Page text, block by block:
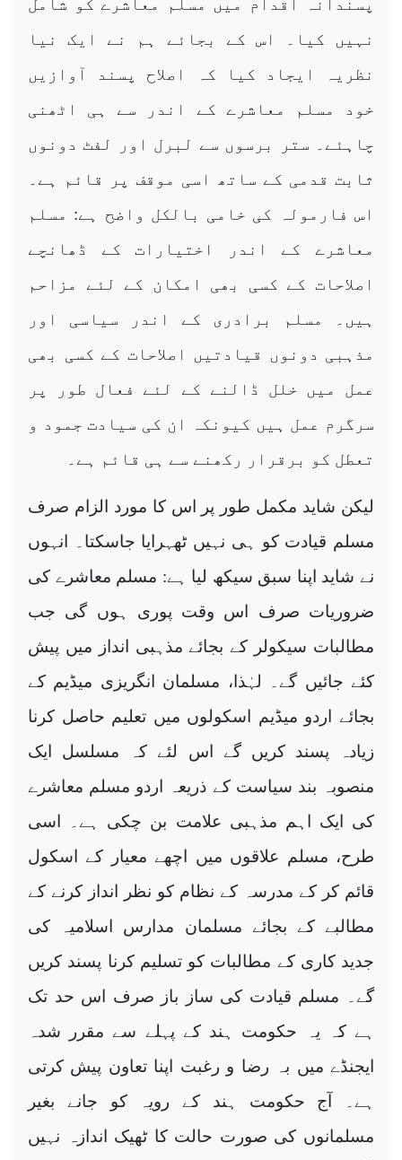
پسندانہ اقدام میں مسلم معاشرے کو شامل
نہیں کیا۔ اس کے بجائے ہم نے ایک نیا
نظریہ ایجاد کیا کہ اصلاح پسند آوازیں
خود مسلم معاشرے کے اندر سے ہی اٹھنی
چاہئے۔ ستر برسوں سے لبرل اور لفٹ دونوں
ثابت قدمی کے ساتھ اسی موقف پر قائم ہے۔
اس فارمولہ کی خامی بالکل واضح ہے: مسلم
معاشرے کے اندر اختیارات کے ڈھانچے
اصلاحات کے کسی بھی امکان کے لئے مزاحم
ہیں۔ مسلم برادری کے اندر سیاسی اور
مذہبی دونوں قیادتیں اصلاحات کے کسی بھی
عمل میں خلل ڈالنے کے لئے فعال طور پر
سرگرم عمل ہیں کیونکہ ان کی سیادت جمود و
تعطل کو برقرار رکھنے سے ہی قائم ہے۔
لیکن شاید مکمل طور پر اس کا مورد الزام صرف
مسلم قیادت کو ہی نہیں ٹھہرایا جاسکتا۔ انہوں
نے شاید اپنا سبق سیکھ لیا ہے: مسلم معاشرے کی
ضروریات صرف اس وقت پوری ہوں گی جب
مطالبات سیکولر کے بجائے مذہبی انداز میں پیش
کئے جائیں گے۔ لہٰذا، مسلمان انگریزی میڈیم کے
بجائے اردو میڈیم اسکولوں میں تعلیم حاصل کرنا
زیادہ پسند کریں گے اس لئے کہ مسلسل ایک
منصوبہ بند سیاست کے ذریعہ اردو مسلم معاشرے
کی ایک اہم مذہبی علامت بن چکی ہے۔ اسی
طرح، مسلم علاقوں میں اچھے معیار کے اسکول
قائم کر کے مدرسہ کے نظام کو نظر انداز کرنے کے
مطالبے کے بجائے مسلمان مدارس اسلامیہ کی
جدید کاری کے مطالبات کو تسلیم کرنا پسند کریں
گے۔ مسلم قیادت کی ساز باز صرف اس حد تک
ہے کہ یہ حکومت ہند کے پہلے سے مقرر شدہ
ایجنڈے میں بہ رضا و رغبت اپنا تعاون پیش کرتی
ہے۔ آج حکومت ہند کے رویہ کو جانے بغیر
مسلمانوں کی صورت حالت کا ٹھیک اندازہ نہیں